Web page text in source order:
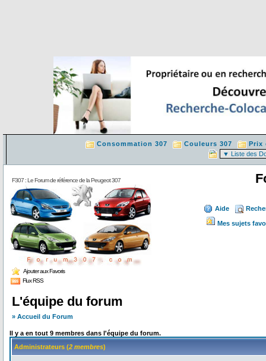
Consommation 307 Couleurs 307 Prix
F307 : Le Forum de référence de la Peugeot 307
Ajouter aux Favoris
Flux RSS
Aide
Mes sujets
L'équipe du forum
» Accueil du Forum
Il y a en tout 9 membres dans l'équipe du forum.
Administrateurs (2 membres)